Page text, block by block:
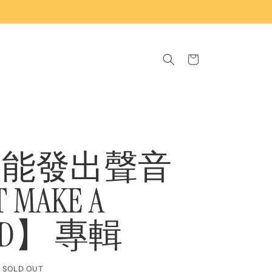
Cart
能發出聲音
MAKE A
】 專輯
SOLD OUT